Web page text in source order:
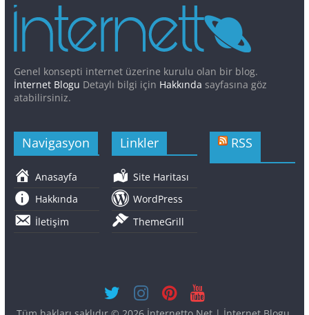
Genel konsepti internet üzerine kurulu olan bir blog.
İnternet Blogu Detaylı bilgi için Hakkında sayfasına göz
atabilirsiniz.
Navigasyon
Anasayfa
Hakkında
İletişim
Linkler
Site Haritası
WordPress
ThemeGrill
RSS